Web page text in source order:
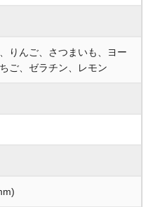
りんご、さつまいも、ヨー
ご、ゼラチン、レモン